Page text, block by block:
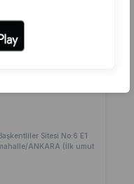
Sitesi No:6 E1
ANKARA (İlk umut